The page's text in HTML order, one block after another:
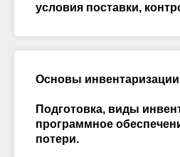
условия поставки,
Основы инвентаризации
Подготовка, виды
программное
потери.